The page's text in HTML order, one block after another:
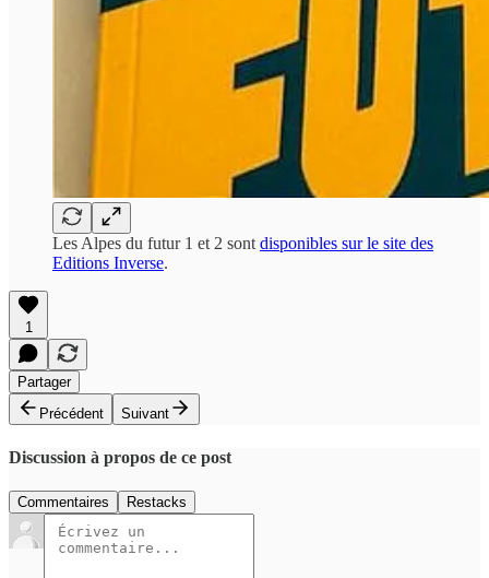
Les Alpes du futur 1 et 2 sont disponibles sur le site des
Editions Inverse.
1
Partager
Précédent
Suivant
Discussion à propos de ce post
Commentaires Restacks